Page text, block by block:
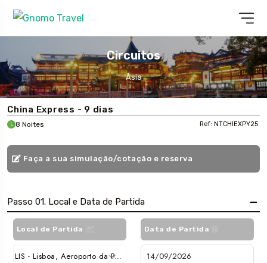
Circuitos
Ásia
China Express - 9 dias
8 Noites Ref: NTCHIEXPY25
Faça a sua simulação/cotação e reserva
Passo 01. Local e Data de Partida
Local de Partida
LIS - Lisboa, Aeroporto da Portela
Data de Partida